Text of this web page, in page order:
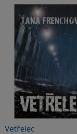
Vetřelec